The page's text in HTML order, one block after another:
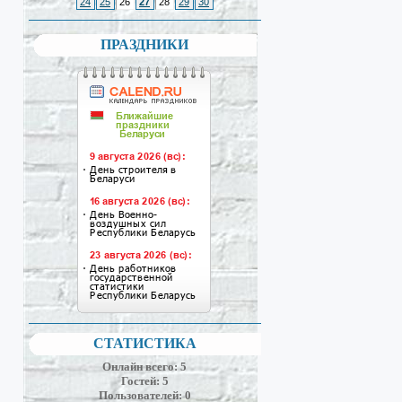
ПРАЗДНИКИ
СТАТИСТИКА
Онлайн всего:5
Гостей: 5
Пользователей:0